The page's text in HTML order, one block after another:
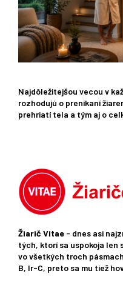
Najdôležitejšou vecou v
rozhodujú o prenikaní
prehriatí tela a tým aj o
Žiarič Vitae - dnes asi
tých, ktorí sa uspokoja len
vo všetkých troch
B, Ir-C, preto sa mu tiež